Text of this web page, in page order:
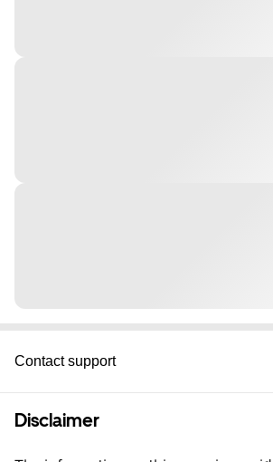
Contact support
Disclaimer